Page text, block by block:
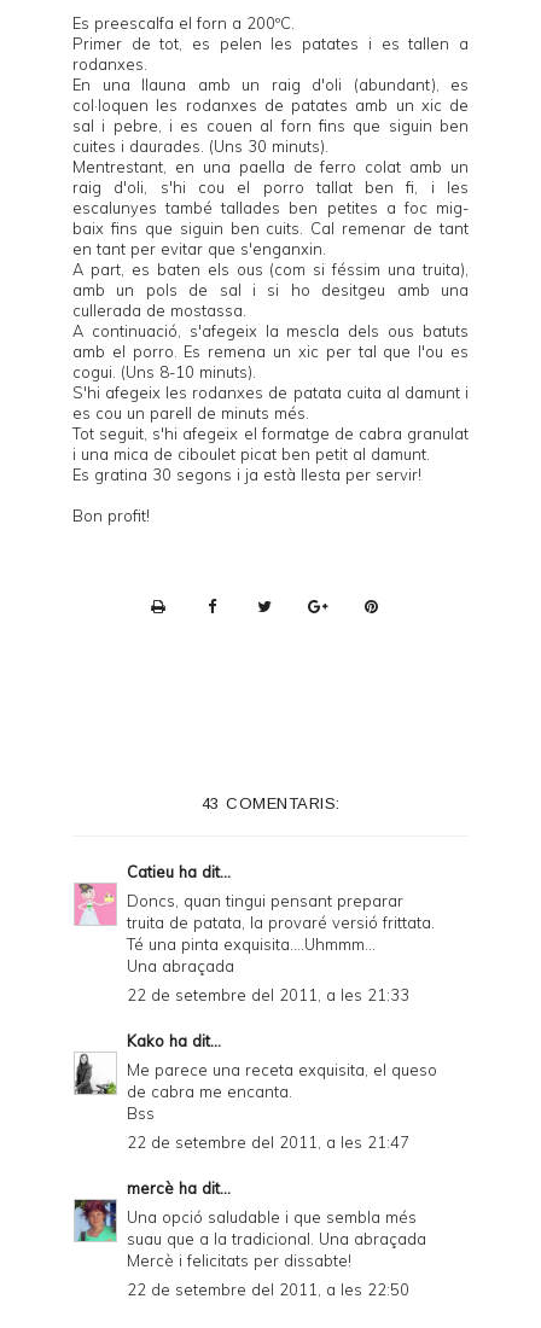
Es preescalfa el forn a 200ºC.
Primer de tot, es pelen les patates i es tallen a
rodanxes.
En una llauna amb un raig d'oli (abundant), es
col·loquen les rodanxes de patates amb un xic de
sal i pebre, i es couen al forn fins que siguin ben
cuites i daurades. (Uns 30 minuts).
Mentrestant, en una paella de ferro colat amb un
raig d'oli, s'hi cou el porro tallat ben fi, i les
escalunyes també tallades ben petites a foc mig-
baix fins que siguin ben cuits. Cal remenar de tant
en tant per evitar que s'enganxin.
A part, es baten els ous (com si féssim una truita),
amb un pols de sal i si ho desitgeu amb una
cullerada de mostassa.
A continuació, s'afegeix la mescla dels ous batuts
amb el porro. Es remena un xic per tal que l'ou es
cogui. (Uns 8-10 minuts).
S'hi afegeix les rodanxes de patata cuita al damunt i
es cou un parell de minuts més.
Tot seguit, s'hi afegeix el formatge de cabra granulat
i una mica de ciboulet picat ben petit al damunt.
Es gratina 30 segons i ja està llesta per servir!
Bon profit!
e
n
d
l
a
n
d
P
D
43 COMENTARIS:
Catieu ha dit...
Doncs, quan tingui pensant preparar
truita de patata, la provaré versió frittata.
Té una pinta exquisita....Uhmmm...
Una abraçada
22 de setembre del 2011, a les 21:33
Kako ha dit...
Me parece una receta exquisita, el queso
de cabra me encanta.
Bss
22 de setembre del 2011, a les 21:47
mercè ha dit...
Una opció saludable i que sembla més
suau que a la tradicional. Una abraçada
Mercè i felicitats per dissabte!
22 de setembre del 2011, a les 22:50